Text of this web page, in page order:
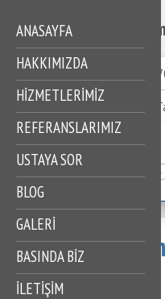
Bahçeşehir
ANASAYFA
HAKKIMIZDA
HIZMETLERIMIZ
REFERANSLARIMIZ
USTAYA SOR
BLOG
GALERİ
BASINDA BİZ
İLETİŞİM
Bahçeşehir
✨